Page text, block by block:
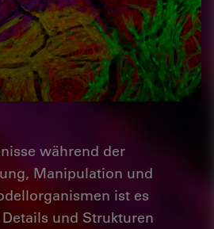
während der
Manipulation und
ist es
und Strukturen